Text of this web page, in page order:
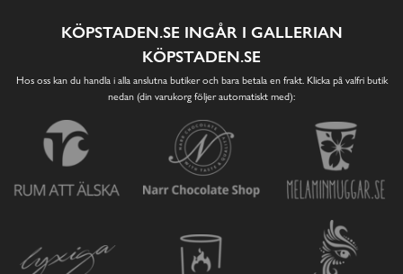
KÖPSTADEN.SE INGÅR I GALLERIAN
KÖPSTADEN.SE
Hos oss kan du handla i alla anslutna butiker och bara betala en frakt. Klicka på valfri butik
nedan (din varukorg följer automatiskt med):